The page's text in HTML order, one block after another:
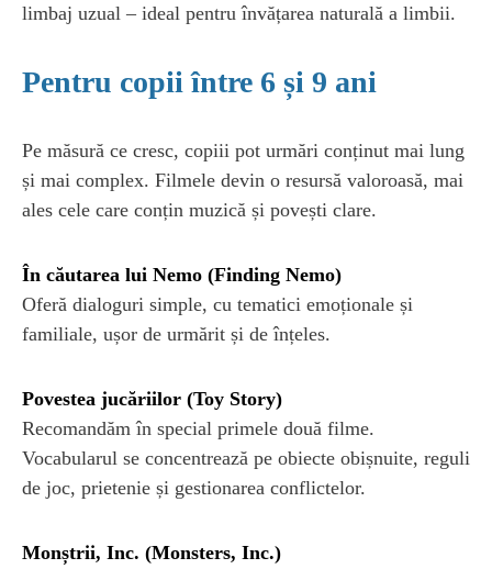
limbaj uzual – ideal pentru învățarea naturală a limbii.
Pentru copii între 6 și 9 ani
Pe măsură ce cresc, copiii pot urmări conținut mai lung
și mai complex. Filmele devin o resursă valoroasă, mai
ales cele care conțin muzică și povești clare.
În căutarea lui Nemo (Finding Nemo)
Oferă dialoguri simple, cu tematici emoționale și
familiale, ușor de urmărit și de înțeles.
Povestea jucăriilor (Toy Story)
Recomandăm în special primele două filme.
Vocabularul se concentrează pe obiecte obișnuite, reguli
de joc, prietenie și gestionarea conflictelor.
Monștrii, Inc. (Monsters, Inc.)